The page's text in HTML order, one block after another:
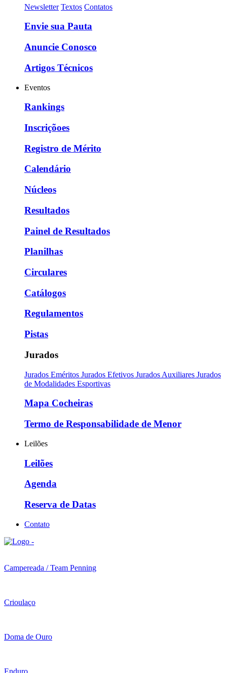
Newsletter Textos Contatos
Envie sua Pauta
Anuncie Conosco
Artigos Técnicos
Eventos
Rankings
Inscriçõoes
Registro de Mérito
Calendário
Núcleos
Resultados
Painel de Resultados
Planilhas
Circulares
Catálogos
Regulamentos
Pistas
Jurados
Jurados Eméritos Jurados Efetivos Jurados Auxiliares Jurados
de Modalidades Esportivas
Mapa Cocheiras
Termo de Responsabilidade de Menor
Leilões
Leilões
Agenda
Reserva de Datas
Contato
Campereada / Team Penning
Crioulaço
Doma de Ouro
Enduro